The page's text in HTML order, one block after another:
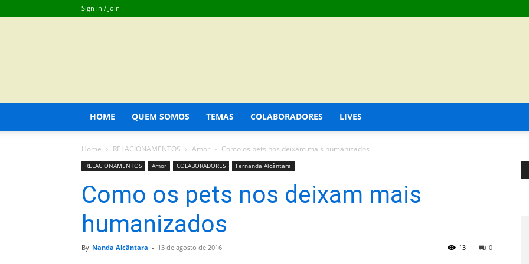
Sign in / Join
HOME QUEM SOMOS TEMAS COLABORADORES LIVES
Home RELACIONAMENTOS Amor Como os pets nos deixam mais humanizados
RELACIONAMENTOS Amor COLABORADORES Fernanda Alcântara
Como os pets nos deixam mais
humanizados
By Nanda Alcântara - 13 de agosto de 2016 0
13